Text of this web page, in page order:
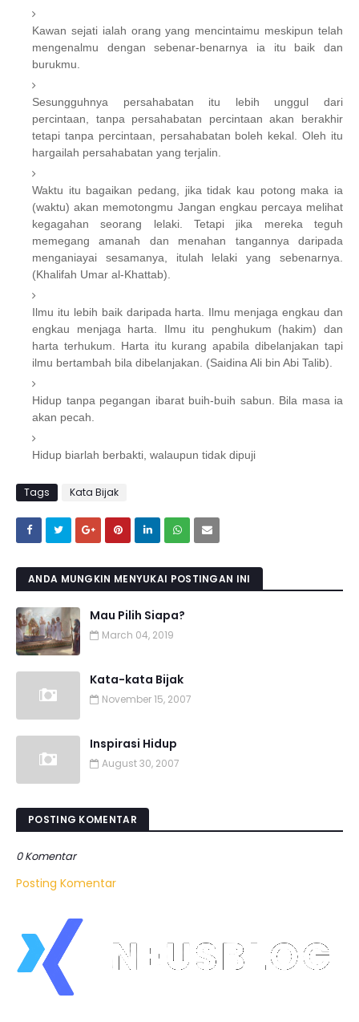
Kawan sejati ialah orang yang mencintaimu meskipun telah
mengenalmu dengan sebenar-benarnya ia itu baik dan
burukmu.
Sesungguhnya persahabatan itu lebih unggul dari
percintaan, tanpa persahabatan percintaan akan berakhir
tetapi tanpa percintaan, persahabatan boleh kekal. Oleh itu
hargailah persahabatan yang terjalin.
Waktu itu bagaikan pedang, jika tidak kau potong maka ia
(waktu) akan memotongmu Jangan engkau percaya melihat
kegagahan seorang lelaki. Tetapi jika mereka teguh
memegang amanah dan menahan tangannya daripada
menganiayai sesamanya, itulah lelaki yang sebenarnya.
(Khalifah Umar al-Khattab).
Ilmu itu lebih baik daripada harta. Ilmu menjaga engkau dan
engkau menjaga harta. Ilmu itu penghukum (hakim) dan
harta terhukum. Harta itu kurang apabila dibelanjakan tapi
ilmu bertambah bila dibelanjakan. (Saidina Ali bin Abi Talib).
Hidup tanpa pegangan ibarat buih-buih sabun. Bila masa ia
akan pecah.
Hidup biarlah berbakti, walaupun tidak dipuji
Tags Kata Bijak
ANDA MUNGKIN MENYUKAI POSTINGAN INI
Mau Pilih Siapa?
March 04, 2019
Kata-kata Bijak
November 15, 2007
Inspirasi Hidup
August 30, 2007
POSTING KOMENTAR
0 Komentar
Posting Komentar